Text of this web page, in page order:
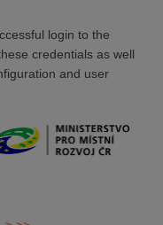
login to the
credentials as well
and user